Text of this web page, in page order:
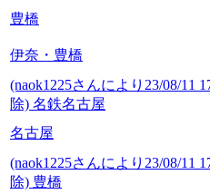
豊橋
伊奈・豊橋
(naok1225さんにより23/08/11
除) 名鉄名古屋
名古屋
(naok1225さんにより23/08/11
除) 豊橋